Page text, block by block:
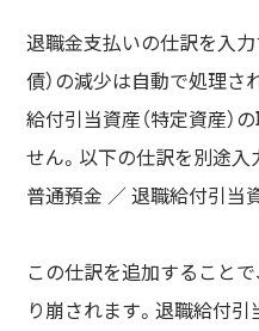
退職金支払いの仕訳を入力
債）の減少は自動で処理さ
給付引当資産（特定資産）
せん。以下の仕訳を別途入
普通預金 ／ 退職給付引当
この仕訳を追加すること
り崩されます。退職給付引